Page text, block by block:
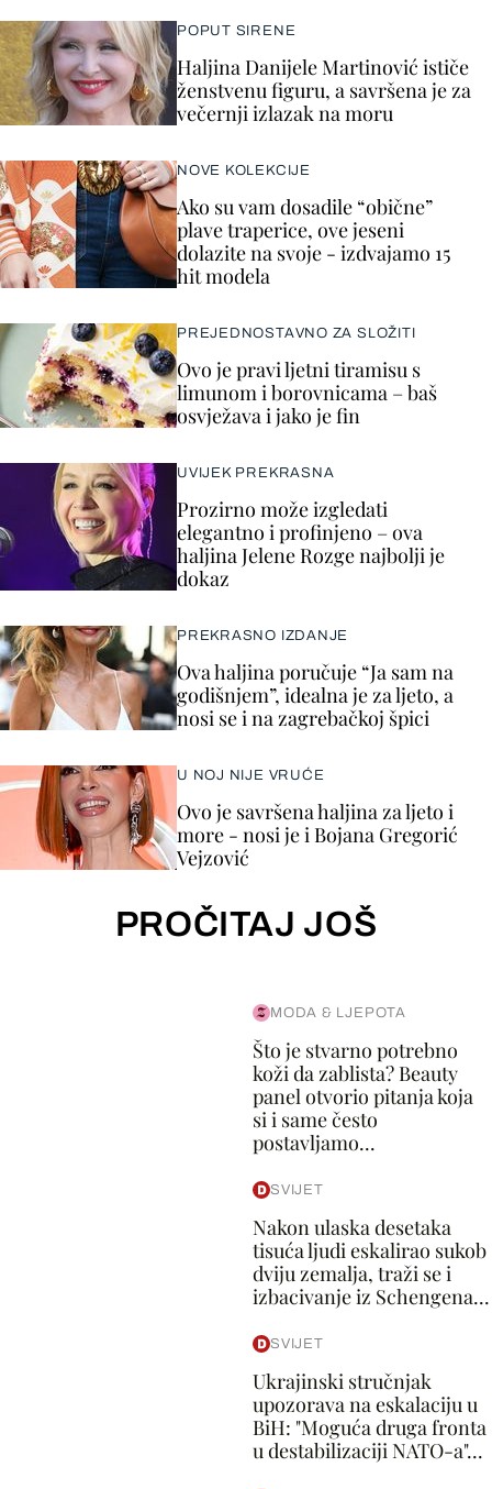
POPUT SIRENE
Haljina Danijele Martinović ističe
ženstvenu figuru, a savršena je za
večernji izlazak na moru
NOVE KOLEKCIJE
Ako su vam dosadile “obične”
plave traperice, ove jeseni
dolazite na svoje - izdvajamo 15
hit modela
PREJEDNOSTAVNO ZA SLOŽITI
Ovo je pravi ljetni tiramisu s
limunom i borovnicama – baš
osvježava i jako je fin
UVIJEK PREKRASNA
Prozirno može izgledati
elegantno i profinjeno – ova
haljina Jelene Rozge najbolji je
dokaz
PREKRASNO IZDANJE
Ova haljina poručuje “Ja sam na
godišnjem”, idealna je za ljeto, a
nosi se i na zagrebačkoj špici
U NOJ NIJE VRUĆE
Ovo je savršena haljina za ljeto i
more - nosi je i Bojana Gregorić
Vejzović
PROČITAJ JOŠ
MODA & LJEPOTA
Što je stvarno potrebno
koži da zablista? Beauty
panel otvorio pitanja koja
si i same često
postavljamo...
SVIJET
Nakon ulaska desetaka
tisuća ljudi eskalirao sukob
dviju zemalja, traži se i
izbacivanje iz Schengena...
SVIJET
Ukrajinski stručnjak
upozorava na eskalaciju u
BiH: "Moguća druga fronta
u destabilizaciji NATO-a"...